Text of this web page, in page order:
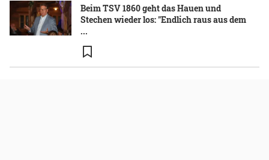
Beim TSV 1860 geht das Hauen und
Stechen wieder los: "Endlich raus aus dem
...